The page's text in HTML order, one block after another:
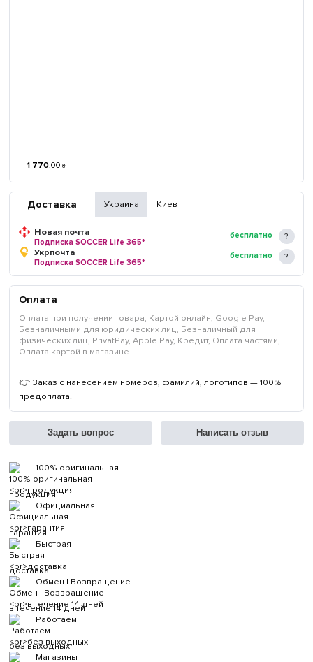
1 770.00 ₴
Доставка Украина Киев
Новая почта
Подписка SOCCER Life 365*
бесплатно
Укрпочта
Подписка SOCCER Life 365*
бесплатно
Оплата
Оплата при получении товара, Картой онлайн, Google Pay,
Безналичными для юридических лиц, Безналичный для
физических лиц, PrivatPay, Apple Pay, Кредит, Оплата частями,
Оплата картой в магазине.
👉 Заказ с нанесением номеров, фамилий, логотипов — 100%
предоплата.
Задать вопрос Написать отзыв
100% оригинальная
продукция
Официальная
гарантия
Быстрая
доставка
Обмен | Возвращение
в течение 14 дней
Работаем
без выходных
Магазины